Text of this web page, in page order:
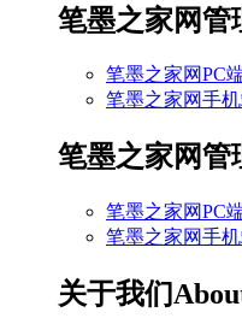
笔墨之家网管
笔墨之家网PC
笔墨之家网手
笔墨之家网管
笔墨之家网PC
笔墨之家网手
关于我们